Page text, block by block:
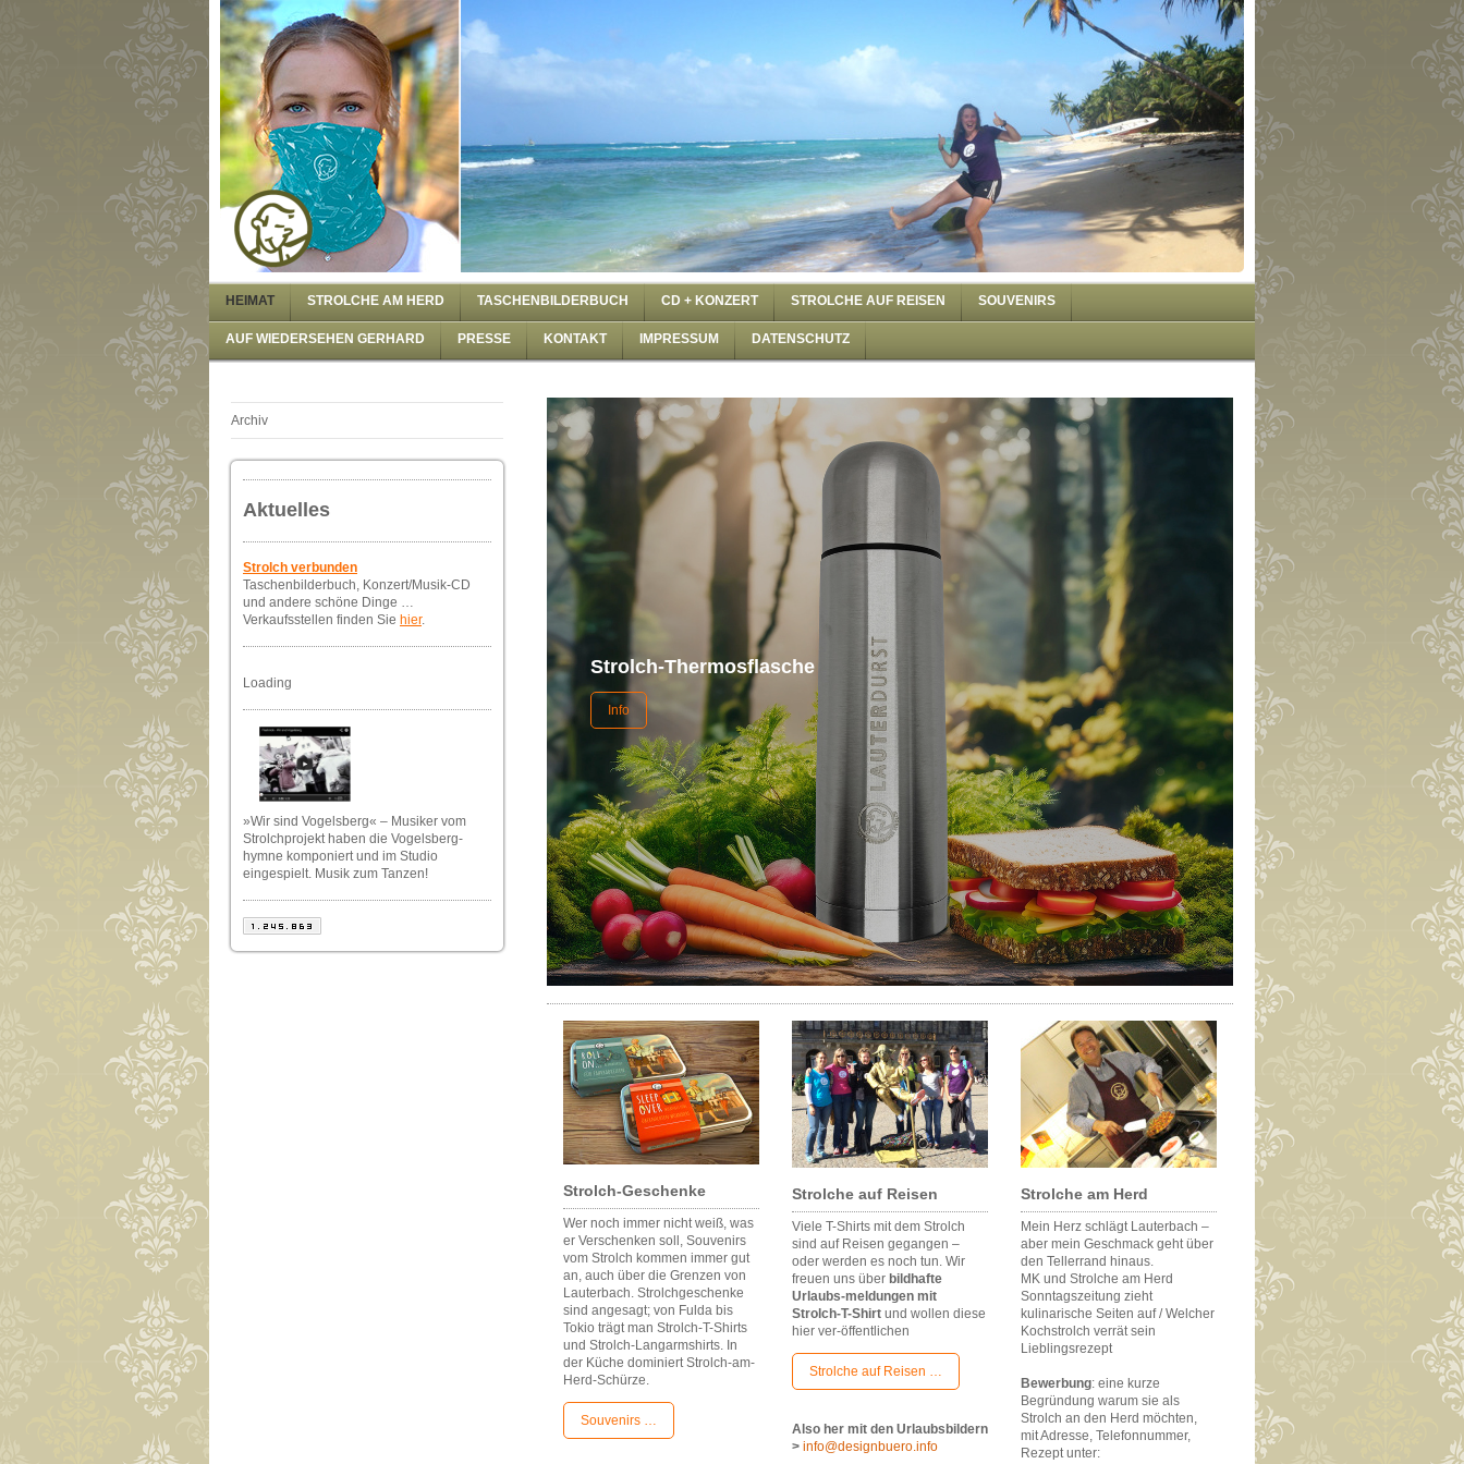
HEIMAT STROLCHE AM HERD TASCHENBILDERBUCH CD + KONZERT STROLCHE AUF REISEN SOUVENIRS
AUF WIEDERSEHEN GERHARD PRESSE KONTAKT IMPRESSUM DATENSCHUTZ
Archiv
Aktuelles
Strolch verbunden
Taschenbilderbuch, Konzert/Musik-CD
und andere schöne Dinge …
Verkaufsstellen finden Sie hier.
Loading
»Wir sind Vogelsberg« – Musiker vom
Strolchprojekt haben die Vogelsberg-
hymne komponiert und im Studio
eingespielt. Musik zum Tanzen!
Strolch-Thermosflasche
Info
Strolch-Geschenke
Wer noch immer nicht weiß, was
er Verschenken soll, Souvenirs
vom Strolch kommen immer gut
an, auch über die Grenzen von
Lauterbach. Strolchgeschenke
sind angesagt; von Fulda bis
Tokio trägt man Strolch-T-Shirts
und Strolch-Langarmshirts. In
der Küche dominiert Strolch-am-
Herd-Schürze.
Souvenirs …
Strolche auf Reisen
Viele T-Shirts mit dem Strolch
sind auf Reisen gegangen –
oder werden es noch tun. Wir
freuen uns über bildhafte
Urlaubs-meldungen mit
Strolch-T-Shirtund wollen diese
hier ver-öffentlichen
Strolche auf Reisen …
Also her mit den Urlaubsbildern
> info@designbuero.info
Strolche am Herd
Mein Herz schlägt Lauterbach –
aber mein Geschmack geht über
den Tellerrand hinaus.
MK und Strolche am Herd
Sonntagszeitung zieht
kulinarische Seiten auf / Welcher
Kochstrolch verrät sein
Lieblingsrezept
Bewerbung: eine kurze
Begründung warum sie als
Strolch an den Herd möchten,
mit Adresse, Telefonnummer,
Rezept unter: